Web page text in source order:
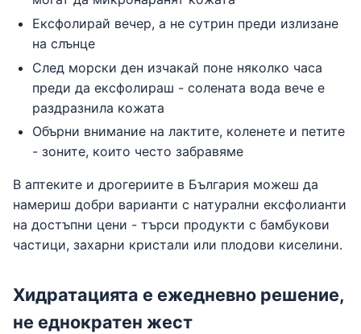
Ексфолирай вечер, а не сутрин преди излизане
на слънце
След морски ден изчакай поне няколко часа
преди да ексфолираш - солената вода вече е
раздразнила кожата
Обърни внимание на лактите, коленете и петите
- зоните, които често забравяме
В аптеките и дрогериите в България можеш да
намериш добри варианти с натурални ексфолианти
на достъпни цени - търси продукти с бамбукови
частици, захарни кристали или плодови киселини.
Хидратацията е ежедневно решение,
не еднократен жест